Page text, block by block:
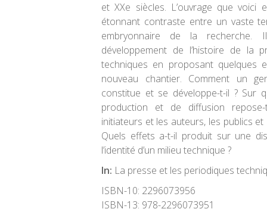
et XXe siècles. L’ouvrage que voici
étonnant contraste entre un vaste
embryonnaire de la recherche.
développement de l’histoire de la
techniques en proposant quelques
nouveau chantier. Comment un
constitue et se développe-t-il ? Sur
production et de diffusion
initiateurs et les auteurs, les publics
Quels effets a-t-il produit sur une
l’identité d’un milieu technique ?
In: La presse et les periodiques
ISBN-10: 2296073956
ISBN-13: 978-2296073951